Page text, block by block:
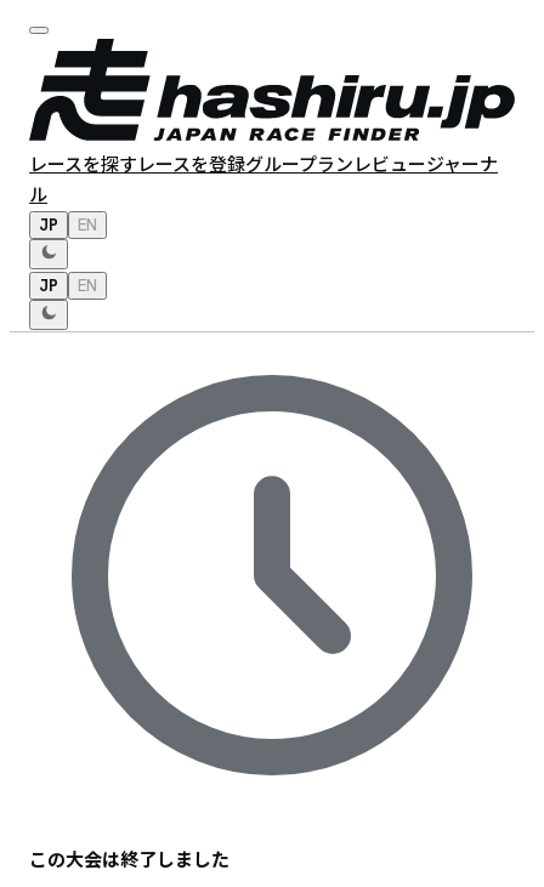
レースを探すレースを登録グループランレビュージャーナ
ル
JP EN
JP EN
この大会は終了しました